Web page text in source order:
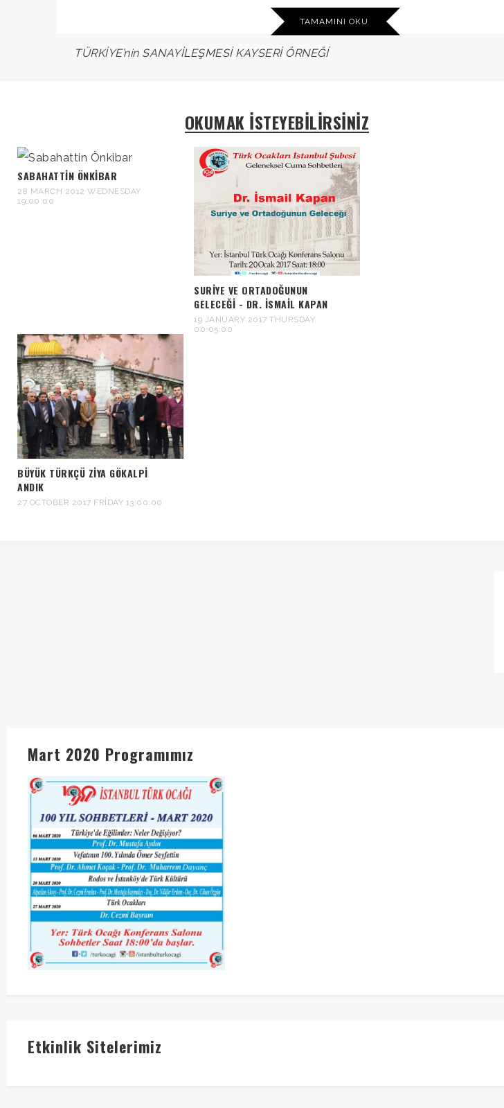
TAMAMINI OKU
TÜRKİYE’nin SANAYİLEŞMESİ KAYSERİ ÖRNEĞİ
OKUMAK İSTEYEBİLİRSİNİZ
SABAHATTIN ÖNKIBAR
28 MARCH 2012 WEDNESDAY
19:00:00
SURIYE VE ORTADOĞUNUN
GELECEĞI - DR. İSMAIL KAPAN
19 JANUARY 2017 THURSDAY
00:05:00
BÜYÜK TÜRKÇÜ ZIYA GÖKALPI
ANDIK
27 OCTOBER 2017 FRIDAY 13:00:00
Mart 2020 Programımız
Etkinlik Sitelerimiz